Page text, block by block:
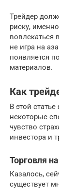
Трейдер
риску,
вовлекаться
не игра на
появляется
материалов.
Как
В этой
некоторые
чувство
инвестора и
Торговля
Казалось,
существует